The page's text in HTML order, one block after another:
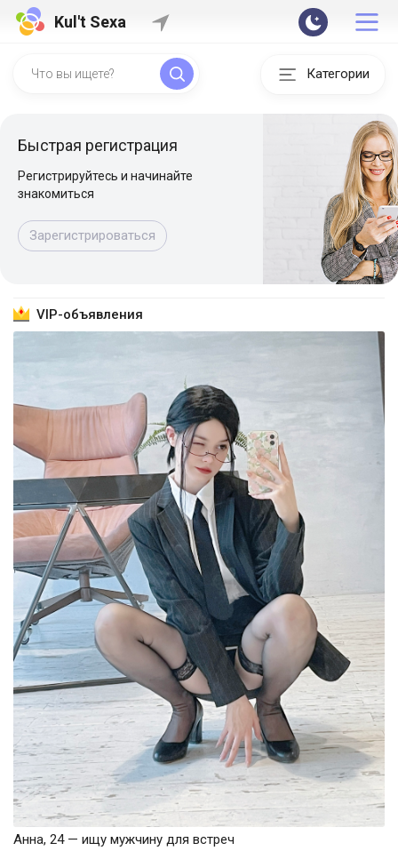
Kul't Sexa
Категории
Быстрая регистрация
Регистрируйтесь и начинайте
знакомиться
Зарегистрироваться
VIP-объявления
Анна, 24 — ищу мужчину для встреч